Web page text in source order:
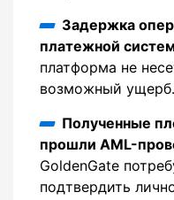
Задержка
платежной
платформа не
возможный ущерб.
Полученные
прошли AML-
GoldenGate
подтвердить